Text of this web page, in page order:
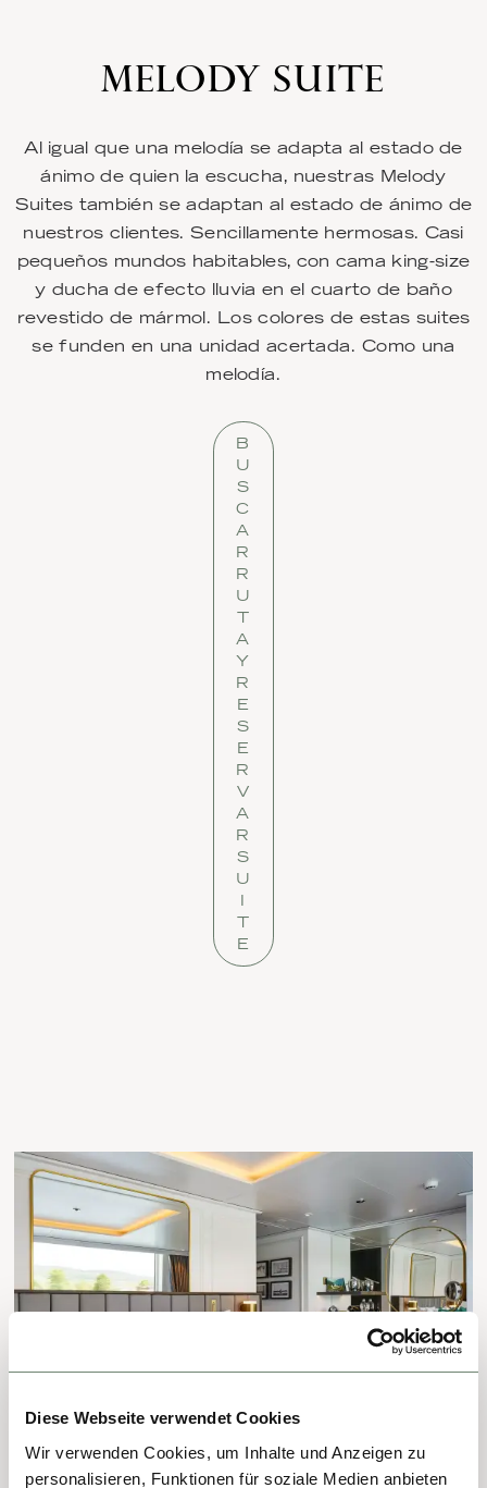
Diese Webseite verwendet Cookies
Wir verwenden Cookies, um Inhalte und Anzeigen zu
personalisieren, Funktionen für soziale Medien anbieten
MELODY SUITE
Al igual que una melodía se adapta al estado de
ánimo de quien la escucha, nuestras Melody
Suites también se adaptan al estado de ánimo de
nuestros clientes. Sencillamente hermosas. Casi
pequeños mundos habitables, con cama king-size
y ducha de efecto lluvia en el cuarto de baño
revestido de mármol. Los colores de estas suites
se funden en una unidad acertada. Como una
melodía.
B
U
S
C
A
R
R
U
T
A
Y
R
E
S
E
R
V
A
R
S
U
I
T
E